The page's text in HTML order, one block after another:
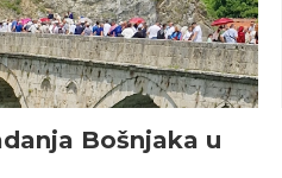
Bošnjaka u